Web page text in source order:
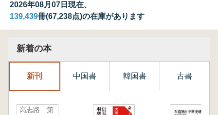
2026年08月07日現在、
139,439冊(67,238点)の在庫があります
新着の本
新刊 中国書 韓国書 古書
高志路 第